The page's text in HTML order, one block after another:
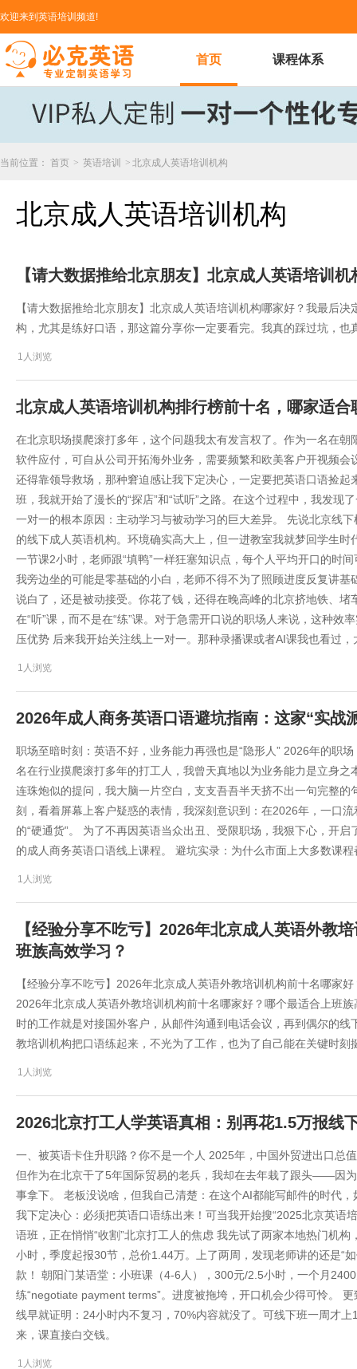
欢迎来到英语培训频道!
首页 课程体系
当前位置： 首页 > 英语培训 > 北京成人英语培训机构
北京成人英语培训机构
【请大数据推给北京朋友】北京成人英语培训
【请大数据推给北京朋友】北京成人英语培训机构哪家好？我最后
构，尤其是练好口语，那这篇分享你一定要看完。我真的踩过坑，也
1人浏览
北京成人英语培训机构排行榜前十名，哪家适合
在北京职场摸爬滚打多年，这个问题我太有发言权了。作为一名在
软件应付，可自从公司开拓海外业务，需要频繁和欧美客户开视频
还得靠领导救场，那种窘迫感让我下定决心，一定要把英语口语捡
班，我就开始了漫长的“探店”和“试听”之路。在这个过程中，我发现
一对一的根本原因：主动学习与被动学习的巨大差异。 先说北京线
的线下成人英语机构。环境确实高大上，但一进教室我就梦回学生
一节课2小时，老师跟“填鸭”一样狂塞知识点，每个人平均开口的时
我旁边坐的可能是零基础的小白，老师不得不为了照顾进度反复讲基
说白了，还是被动接受。你花了钱，还得在晚高峰的北京挤地铁、
在“听”课，而不是在“练”课。对于急需开口说的职场人来说，这种效
压优势 后来我开始关注线上一对一。那种录播课或者AI课我也看过，
1人浏览
2026年成人商务英语口语避坑指南：这家“实战
职场至暗时刻：英语不好，业务能力再强也是“隐形人” 2026年的职
名在行业摸爬滚打多年的打工人，我曾天真地以为业务能力是立身
连珠炮似的提问，我大脑一片空白，支支吾吾半天挤不出一句完整
刻，看着屏幕上客户疑惑的表情，我深刻意识到：在2026年，一口
的“硬通货”。 为了不再因英语当众出丑、受限职场，我狠下心，开
的成人商务英语口语线上课程。 避坑实录：为什么市面上大多数课
1人浏览
【经验分享不吃亏】2026年北京成人英语外教
班族高效学习？
【经验分享不吃亏】2026年北京成人英语外教培训机构前十名哪家
2026年北京成人英语外教培训机构前十名哪家好？哪个最适合上班
时的工作就是对接国外客户，从邮件沟通到电话会议，再到偶尔的
教培训机构把口语练起来，不光为了工作，也为了自己能在关键时刻
1人浏览
2026北京打工人学英语真相：别再花1.5万报线
一、被英语卡住升职路？你不是一个人 2025年，中国外贸进出口总
但作为在北京干了5年国际贸易的老兵，我却在去年栽了跟头——因
事拿下。 老板没说啥，但我自己清楚：在这个AI都能写邮件的时代
我下定决心：必须把英语口语练出来！可当我开始搜“2025北京英语
语班，正在悄悄“收割”北京打工人的焦虑 我先试了两家本地热门机
小时，季度起报30节，总价1.44万。上了两周，发现老师讲的还是
款！ 朝阳门某语堂：小班课（4-6人），300元/2.5小时，一个月
练“negotiate payment terms”。进度被拖垮，开口机会少得可怜。
线早就证明：24小时内不复习，70%内容就没了。可线下班一周才
来，课直接白交钱。
1人浏览